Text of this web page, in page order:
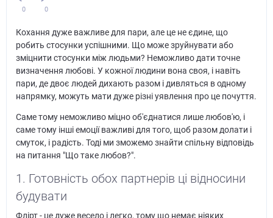
0 0
Кохання дуже важливе для пари, але це не єдине, що
робить стосунки успішними. Що може зруйнувати або
зміцнити стосунки між людьми? Неможливо дати точне
визначення любові. У кожної людини вона своя, і навіть
пари, де двоє людей дихають разом і дивляться в одному
напрямку, можуть мати дуже різні уявлення про це почуття.
Саме тому неможливо міцно об'єднатися лише любов'ю, і
саме тому інші емоції важливі для того, щоб разом долати і
смуток, і радість. Тоді ми зможемо знайти спільну відповідь
на питання "Що таке любов?".
1. Готовність обох партнерів ці відносини
будувати
Флірт - це дуже весело і легко, тому що немає ніяких